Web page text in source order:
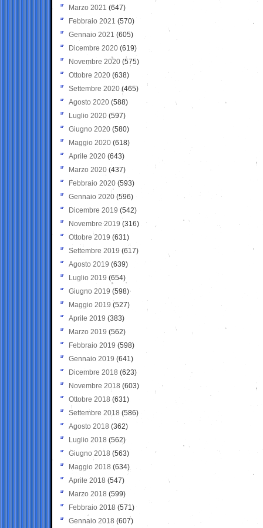
Marzo 2021 (647)
Febbraio 2021 (570)
Gennaio 2021 (605)
Dicembre 2020 (619)
Novembre 2020 (575)
Ottobre 2020 (638)
Settembre 2020(465)
Agosto 2020 (588)
Luglio 2020 (597)
Giugno 2020 (580)
Maggio 2020 (618)
Aprile 2020 (643)
Marzo 2020 (437)
Febbraio 2020 (593)
Gennaio 2020 (596)
Dicembre 2019 (542)
Novembre 2019 (316)
Ottobre 2019 (631)
Settembre 2019 (617)
Agosto 2019 (639)
Luglio 2019 (654)
Giugno 2019 (598)
Maggio 2019 (527)
Aprile 2019 (383)
Marzo 2019 (562)
Febbraio 2019 (598)
Gennaio 2019 (641)
Dicembre 2018 (623)
Novembre 2018 (603)
Ottobre 2018 (631)
Settembre 2018 (586)
Agosto 2018 (362)
Luglio 2018 (562)
Giugno 2018 (563)
Maggio 2018 (634)
Aprile 2018 (547)
Marzo 2018 (599)
Febbraio 2018 (571)
Gennaio 2018 (607)